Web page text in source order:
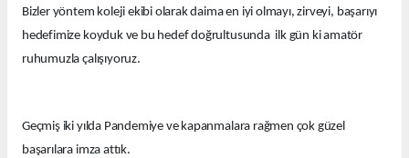
Bizler yöntem koleji ekibi olarak daima en iyi olmayı, zirveyi, başarıyı
hedefimize koyduk ve bu hedef doğrultusunda ilk gün ki amatör
ruhumuzla çalışıyoruz.
Geçmiş iki yılda Pandemiye ve kapanmalara rağmen çok güzel
başarılara imza attık.